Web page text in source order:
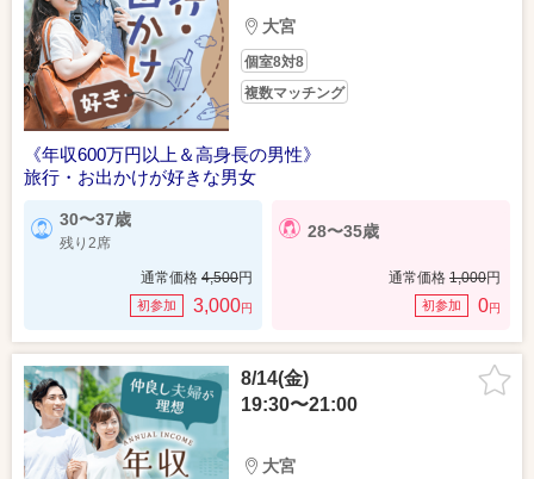
大宮
個室8対8
複数マッチング
《年収600万円以上＆高身長の男性》
旅行・お出かけが好きな男女
30〜37歳
残り2席
通常価格 4,500円
初参加 3,000円
28〜35歳
通常価格 1,000円
初参加 0円
8/14(金)
19:30〜21:00
大宮